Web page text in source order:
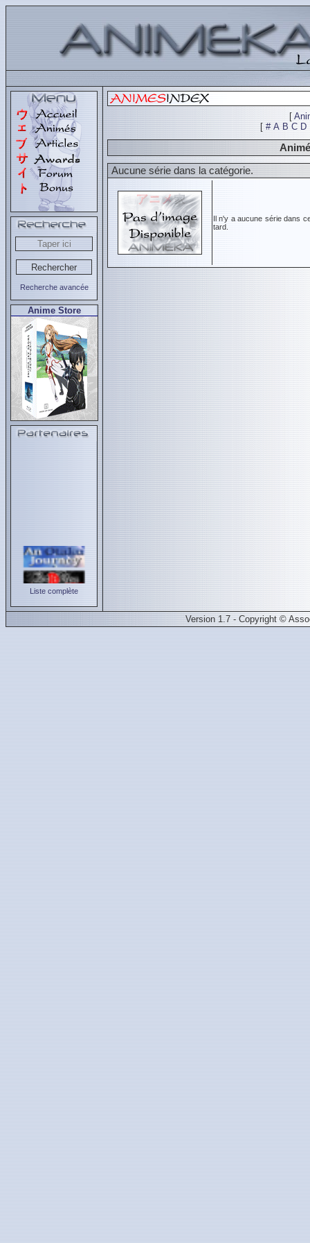
Recherche avancée
Anime Store
Liste complète
[
[ # A B C D
Aucune série dans la catégorie.
Il n'y a aucune série dans
tard.
Version 1.7 - Copyright ©